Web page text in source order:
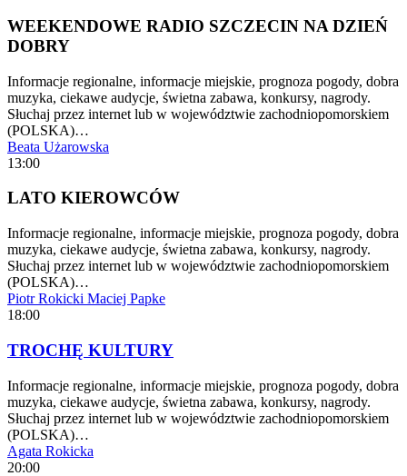
WEEKENDOWE RADIO SZCZECIN NA DZIEŃ
DOBRY
Informacje regionalne, informacje miejskie, prognoza pogody, dobra
muzyka, ciekawe audycje, świetna zabawa, konkursy, nagrody.
Słuchaj przez internet lub w województwie zachodniopomorskiem
(POLSKA)…
Beata Użarowska
13:00
LATO KIEROWCÓW
Informacje regionalne, informacje miejskie, prognoza pogody, dobra
muzyka, ciekawe audycje, świetna zabawa, konkursy, nagrody.
Słuchaj przez internet lub w województwie zachodniopomorskiem
(POLSKA)…
Piotr Rokicki Maciej Papke
18:00
TROCHĘ KULTURY
Informacje regionalne, informacje miejskie, prognoza pogody, dobra
muzyka, ciekawe audycje, świetna zabawa, konkursy, nagrody.
Słuchaj przez internet lub w województwie zachodniopomorskiem
(POLSKA)…
Agata Rokicka
20:00